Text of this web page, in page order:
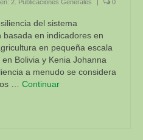
y los Objetivos de
En America Del Sur y
2. Publicaciones Generales 0
del sistema
en indicadores en
en pequeña escala
Bolivia y Kenia Johanna
a menudo se considera
… Continuar